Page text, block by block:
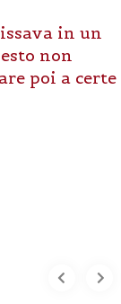
in un
non
poi a certe